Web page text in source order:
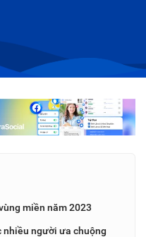
miền năm 2023
nhiều người ưa chuộng